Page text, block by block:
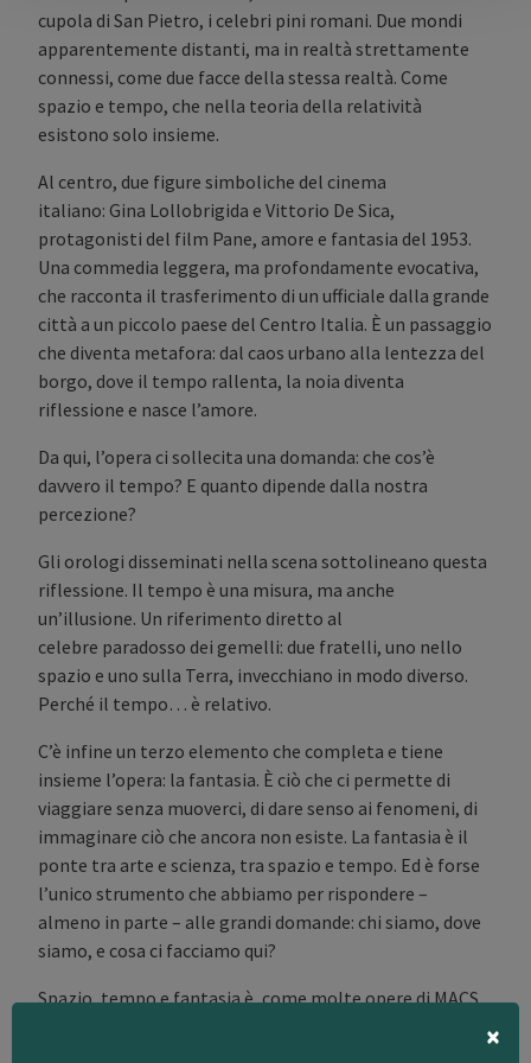
×
cupola di San Pietro, i celebri pini romani. Due mondi
apparentemente distanti, ma in realtà strettamente
connessi, come due facce della stessa realtà. Come
spazio e tempo, che nella teoria della relatività
esistono solo insieme.
Al centro, due figure simboliche del cinema
italiano: Gina Lollobrigida e Vittorio De Sica,
protagonisti del film Pane, amore e fantasia del 1953.
Una commedia leggera, ma profondamente evocativa,
che racconta il trasferimento di un ufficiale dalla grande
città a un piccolo paese del Centro Italia. È un passaggio
che diventa metafora: dal caos urbano alla lentezza del
borgo, dove il tempo rallenta, la noia diventa
riflessione e nasce l’amore.
Da qui, l’opera ci sollecita una domanda: che cos’è
davvero il tempo? E quanto dipende dalla nostra
percezione?
Gli orologi disseminati nella scena sottolineano questa
riflessione. Il tempo è una misura, ma anche
un’illusione. Un riferimento diretto al
celebre paradosso dei gemelli: due fratelli, uno nello
spazio e uno sulla Terra, invecchiano in modo diverso.
Perché il tempo… è relativo.
C’è infine un terzo elemento che completa e tiene
insieme l’opera: la fantasia. È ciò che ci permette di
viaggiare senza muoverci, di dare senso ai fenomeni, di
immaginare ciò che ancora non esiste. La fantasia è il
ponte tra arte e scienza, tra spazio e tempo. Ed è forse
l’unico strumento che abbiamo per rispondere –
almeno in parte – alle grandi domande: chi siamo, dove
siamo, e cosa ci facciamo qui?
Spazio, tempo e fantasia è, come molte opere di MACS,